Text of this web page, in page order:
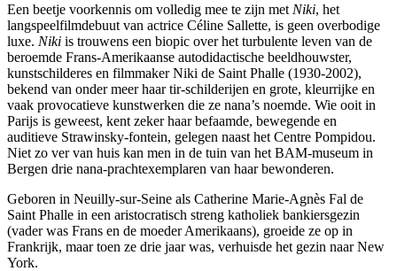
Een beetje voorkennis om volledig mee te zijn met Niki, het
langspeelfilmdebuut van actrice Céline Sallette, is geen overbodige
luxe. Niki is trouwens een biopic over het turbulente leven van de
beroemde Frans-Amerikaanse autodidactische beeldhouwster,
kunstschilderes en filmmaker Niki de Saint Phalle (1930-2002),
bekend van onder meer haar tir-schilderijen en grote, kleurrijke en
vaak provocatieve kunstwerken die ze nana’s noemde. Wie ooit in
Parijs is geweest, kent zeker haar befaamde, bewegende en
auditieve Strawinsky-fontein, gelegen naast het Centre Pompidou.
Niet zo ver van huis kan men in de tuin van het BAM-museum in
Bergen drie nana-prachtexemplaren van haar bewonderen.
Geboren in Neuilly-sur-Seine als Catherine Marie-Agnès Fal de
Saint Phalle in een aristocratisch streng katholiek bankiersgezin
(vader was Frans en de moeder Amerikaans), groeide ze op in
Frankrijk, maar toen ze drie jaar was, verhuisde het gezin naar New
York.